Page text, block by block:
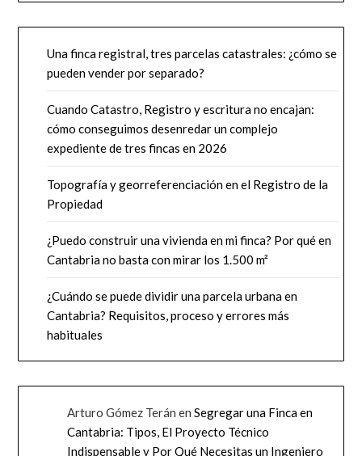
Una finca registral, tres parcelas catastrales: ¿cómo se
pueden vender por separado?
Cuando Catastro, Registro y escritura no encajan:
cómo conseguimos desenredar un complejo
expediente de tres fincas en 2026
Topografía y georreferenciación en el Registro de la
Propiedad
¿Puedo construir una vivienda en mi finca? Por qué en
Cantabria no basta con mirar los 1.500 m²
¿Cuándo se puede dividir una parcela urbana en
Cantabria? Requisitos, proceso y errores más
habituales
Arturo Gómez Terán enSegregar una Finca en
Cantabria: Tipos, El Proyecto Técnico
Indispensable y Por Qué Necesitas un Ingeniero